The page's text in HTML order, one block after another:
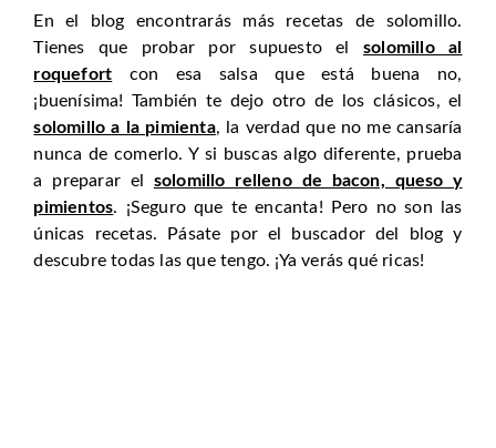
En el blog encontrarás más recetas de solomillo.
Tienes que probar por supuesto el solomillo al
roquefort con esa salsa que está buena no,
¡buenísima! También te dejo otro de los clásicos, el
solomillo a la pimienta, la verdad que no me cansaría
nunca de comerlo. Y si buscas algo diferente, prueba
a preparar el solomillo relleno de bacon, queso y
pimientos. ¡Seguro que te encanta! Pero no son las
únicas recetas. Pásate por el buscador del blog y
descubre todas las que tengo. ¡Ya verás qué ricas!